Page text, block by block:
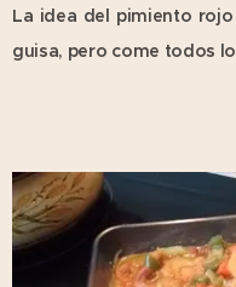
La idea del pimiento
guisa, pero come todos